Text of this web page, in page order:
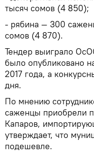
тысяч сомов (4 850);
- рябина — 300
сомов (4 870).
Тендер выиграло
было опубликовано
2017 года, а
дня.
По мнению
саженцы приобрели
Капаров,
утверждает, что
подешевле.